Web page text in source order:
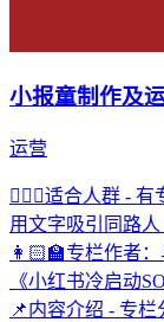
小报童制作及
运营
💁🏻‍♀️适合人群 -
用文字吸引同路
👩🏻‍🏫专栏作者
《小红书冷启动
📌内容介绍 - 专